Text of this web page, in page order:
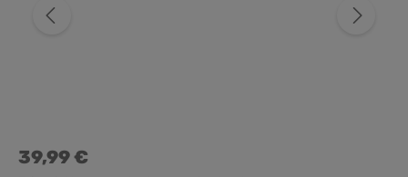
39,99 €